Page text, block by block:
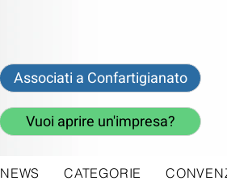
Associati a Confartigianato
Vuoi aprire un'impresa?
NEWS CATEGORIE
9 lug 2019